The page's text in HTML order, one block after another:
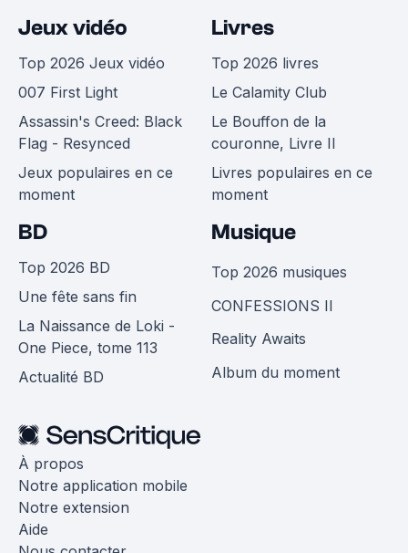
Jeux vidéo
Top 2026 Jeux vidéo
007 First Light
Assassin's Creed: Black
Flag - Resynced
Jeux populaires en ce
moment
Livres
Top 2026 livres
Le Calamity Club
Le Bouffon de la
couronne, Livre II
Livres populaires en ce
moment
BD
Top 2026 BD
Une fête sans fin
La Naissance de Loki -
One Piece, tome 113
Actualité BD
Musique
Top 2026 musiques
CONFESSIONS II
Reality Awaits
Album du moment
À propos
Notre application mobile
Notre extension
Aide